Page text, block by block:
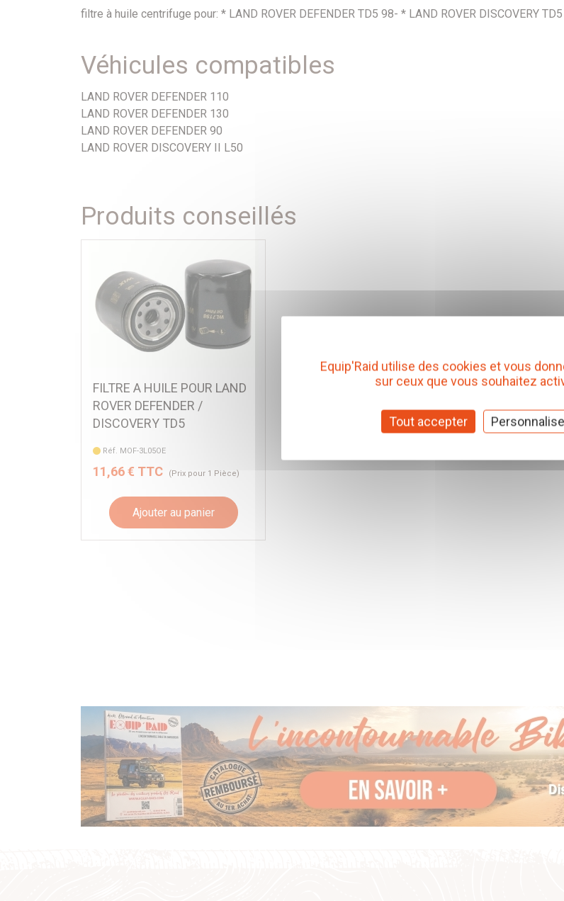
filtre à huile centrifuge pour: * LAND ROVER DEFENDER TD5 98- * LAND ROVER DISCOVERY
Véhicules compatibles
LAND ROVER DEFENDER 110
LAND ROVER DEFENDER 130
LAND ROVER DEFENDER 90
LAND ROVER DISCOVERY II L50
Produits conseillés
FILTRE A HUILE POUR LAND
ROVER DEFENDER /
DISCOVERY TD5
Réf. MOF-3L05OE
11,66 € TTC (Prix pour 1 Pièce)
Ajouter au panier
Equip'Raid utilise des cookies et vous
sur ceux que vous souhaitez
Tout accepter